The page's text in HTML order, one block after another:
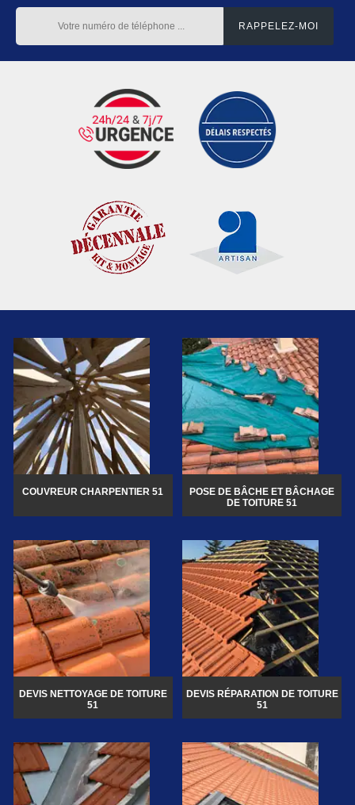
COUVREUR CHARPENTIER 51
POSE DE BÂCHE ET BÂCHAGE
DE TOITURE 51
DEVIS NETTOYAGE DE TOITURE
51
DEVIS RÉPARATION DE TOITURE
51